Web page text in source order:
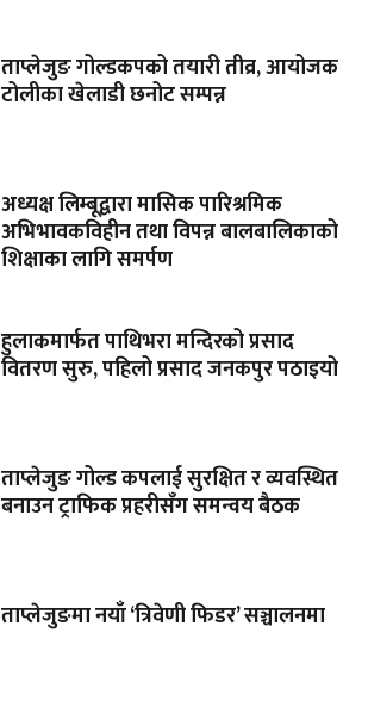
ताप्लेजुङ गोल्डकपको तयारी तीव्र, आयोजक
टोलीका खेलाडी छनोट सम्पन्न
अध्यक्ष लिम्बूद्वारा मासिक पारिश्रमिक
अभिभावकविहीन तथा विपन्न बालबालिकाको
शिक्षाका लागि समर्पण
हुलाकमार्फत पाथिभरा मन्दिरको प्रसाद
वितरण सुरु, पहिलो प्रसाद जनकपुर पठाइयो
ताप्लेजुङ गोल्ड कपलाई सुरक्षित र व्यवस्थित
बनाउन ट्राफिक प्रहरीसँग समन्वय बैठक
ताप्लेजुङमा नयाँ ‘त्रिवेणी फिडर’ सञ्चालनमा